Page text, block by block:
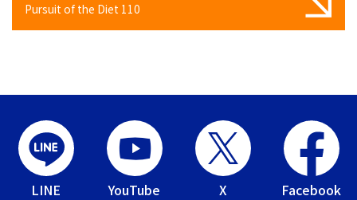
Pursuit of the Diet 110
LINE YouTube X Facebook